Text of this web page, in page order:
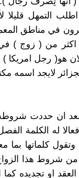
التمهل قليلا
في مناطق
اكثر من ( زوج )
هو( رجل امريكا
لايجد اسمه
ان حددت شروطه
له الكلمة
وتقول كلماتها بما
من شروط هذا
او تجديده كما